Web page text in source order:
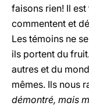
faisons rien! Il
commentent et
Les témoins ne
ils portent du
autres et du
mêmes. Ils nous
démontré, mais